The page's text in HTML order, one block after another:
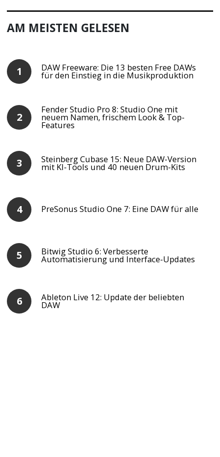
AM MEISTEN GELESEN
DAW Freeware: Die 13 besten Free DAWs
für den Einstieg in die Musikproduktion
Fender Studio Pro 8: Studio One mit
neuem Namen, frischem Look & Top-
Features
Steinberg Cubase 15: Neue DAW-Version
mit KI-Tools und 40 neuen Drum-Kits
PreSonus Studio One 7: Eine DAW für alle
Bitwig Studio 6: Verbesserte
Automatisierung und Interface-Updates
Ableton Live 12: Update der beliebten
DAW